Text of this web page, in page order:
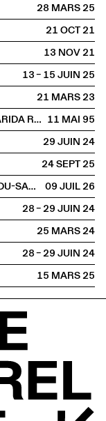
28 MARS2025
21 OCT2021
13 NOV2021
13 – 15 JUIN2025
21 MARS2023
DANIEL DE ROULET, MICHEL VINAVER, FARIDA RAHOUADJ 11 MAI1995
29 JUIN2024
24 SEPT2025
CAFÉ CRÈME AVEC AKOSUA VIKTORIA ADU-SANYAH ET CLAIRE HOFFMANN
09 JUIL2026
28 – 29 JUIN2024
25 MARS2024
28 – 29 JUIN2024
15 MARS2025